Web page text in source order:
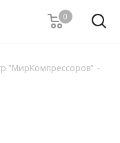
0
"МирКомпрессоров" -